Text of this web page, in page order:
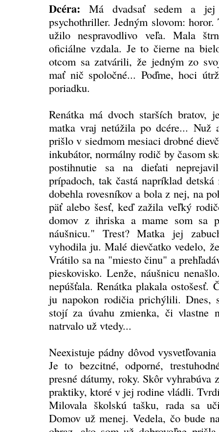
Dcéra: Má dvadsať sedem a jej
psychothriller. Jedným slovom:
užilo nespravodlivo veľa. Mala
oficiálne vzdala. Je to čierne na
otcom sa zatvárili, že jedným zo
mať nič spoločné... Poďme, hoci
poriadku.
Renátka má dvoch starších bratov,
matka vraj netúžila po dcére... Nuž
prišlo v siedmom mesiaci drobné
inkubátor, normálny rodič by časom
postihnutie sa na dieťati
prípadoch, tak častá napríklad detská
dobehla rovesníkov a bola z nej, na
päť alebo šesť, keď zažila veľký
domov z ihriska a mame som sa
náušnicu." Trest? Matka jej
vyhodila ju. Malé dievčatko vedelo,
Vrátilo sa na "miesto činu" a
pieskovisko. Lenže, náušnicu
nepúšťala. Renátka plakala ostošesť.
ju napokon rodičia prichýlili. Dnes,
stojí za úvahu zmienka, či vlastne
natrvalo už vtedy...
Neexistuje pádny dôvod
Je to bezcitné, odporné,
presné dátumy, roky. Skôr vyhrabúva
praktiky, ktoré v jej rodine vládli.
Milovala školskú tašku, rada sa
Domov už menej. Vedela, čo bude